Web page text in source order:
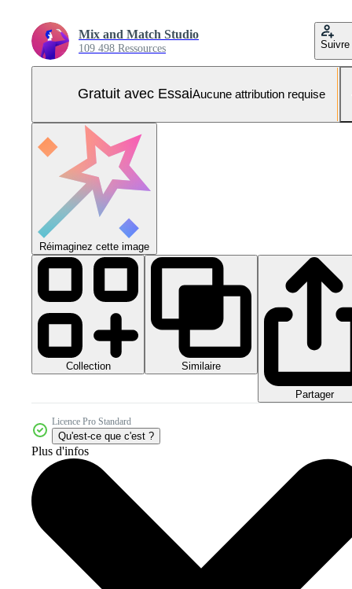
Mix and Match Studio
109 498 Ressources Suivre
Gratuit avec EssaiAucune attribution requise
Réimaginez cette image
Collection Similaire
Partager
Licence Pro Standard
Qu'est-ce que c'est ?
Plus d'infos